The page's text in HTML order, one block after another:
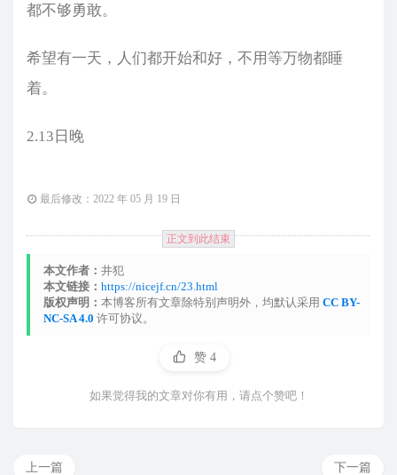
都不够勇敢。
希望有一天，人们都开始和好，不用等万物都睡
着。
2.13日晚
最后修改：2022 年 05 月 19 日
正文到此结束
本文作者： 井犯
本文链接： https://nicejf.cn/23.html
版权声明： 本博客所有文章除特别声明外，均默认采用 CC BY-
NC-SA 4.0 许可协议。
赞 4
如果觉得我的文章对你有用，请点个赞吧！
下一篇
上一篇